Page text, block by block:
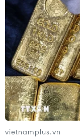
vietnamplus.vn